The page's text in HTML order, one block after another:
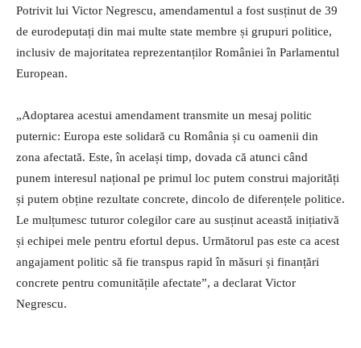
Potrivit lui Victor Negrescu, amendamentul a fost susținut de 39
de eurodeputați din mai multe state membre și grupuri politice,
inclusiv de majoritatea reprezentanților României în Parlamentul
European.
„Adoptarea acestui amendament transmite un mesaj politic
puternic: Europa este solidară cu România și cu oamenii din
zona afectată. Este, în același timp, dovada că atunci când
punem interesul național pe primul loc putem construi majorități
și putem obține rezultate concrete, dincolo de diferențele politice.
Le mulțumesc tuturor colegilor care au susținut această inițiativă
și echipei mele pentru efortul depus. Următorul pas este ca acest
angajament politic să fie transpus rapid în măsuri și finanțări
concrete pentru comunitățile afectate”, a declarat Victor
Negrescu.